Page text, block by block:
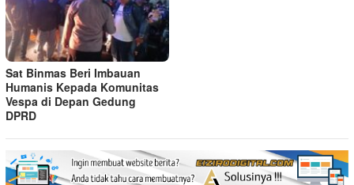
Sat Binmas Beri Imbauan
Humanis Kepada Komunitas
Vespa di Depan Gedung
DPRD